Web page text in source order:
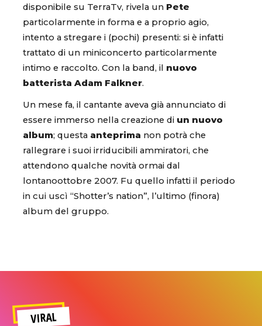
disponibile su TerraTv, rivela un Pete
particolarmente in forma e a proprio agio,
intento a stregare i (pochi) presenti: si è infatti
trattato di un miniconcerto particolarmente
intimo e raccolto. Con la band, il nuovo
batterista Adam Falkner.
Un mese fa, il cantante aveva già annunciato di
essere immerso nella creazione di un nuovo
album; questa anteprima non potrà che
rallegrare i suoi irriducibili ammiratori, che
attendono qualche novità ormai dal
lontanoottobre 2007. Fu quello infatti il periodo
in cui uscì “Shotter’s nation”, l’ultimo (finora)
album del gruppo.
VIRAL